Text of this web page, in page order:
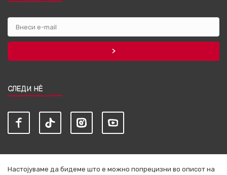
СЛЕДИ НЀ
Настојуваме да бидеме што е можно попрецизни во описот на